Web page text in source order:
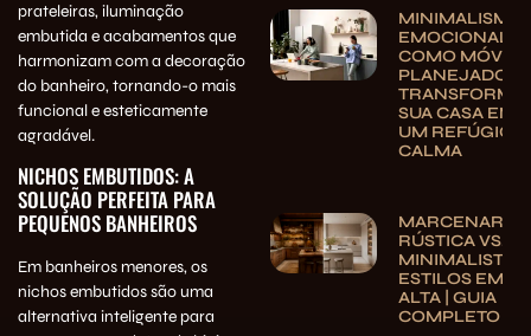
prateleiras, iluminação
embutida e acabamentos que
harmonizam com a decoração
do banheiro, tornando-o mais
funcional e esteticamente
agradável.
NICHOS EMBUTIDOS: A
SOLUÇÃO PERFEITA PARA
PEQUENOS BANHEIROS
Em banheiros menores, os
nichos embutidos são uma
alternativa inteligente para
MINIMALISMO
EMOCIONAL:
COMO MÓVEIS
PLANEJADOS
SUA CASA EM
UM REFÚGIO
CALMA
MARCENARIA
RÚSTICA VS.
MINIMALISTA:
ESTILOS EM
ALTA | GUIA
COMPLETO